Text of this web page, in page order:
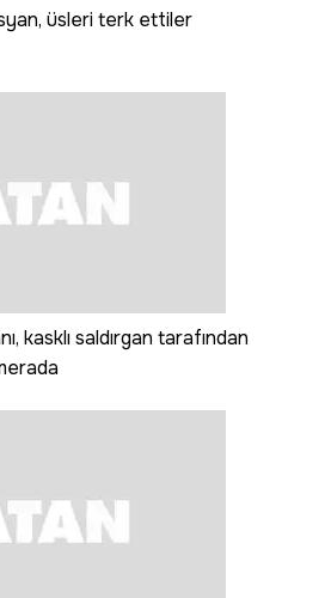
üsleri terk ettiler
kasklı saldırgan tarafından